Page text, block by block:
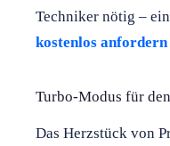
Techniker nötig –
kostenlos anfordern
Turbo-Modus für
Das Herzstück von